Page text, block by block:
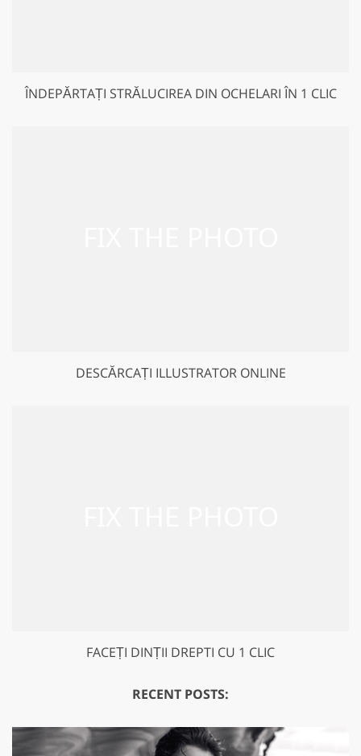
ÎNDEPĂRTAȚI STRĂLUCIREA DIN OCHELARI ÎN 1 CLIC
DESCĂRCAȚI ILLUSTRATOR ONLINE
FACEȚI DINȚII DREPTI CU 1 CLIC
RECENT POSTS: